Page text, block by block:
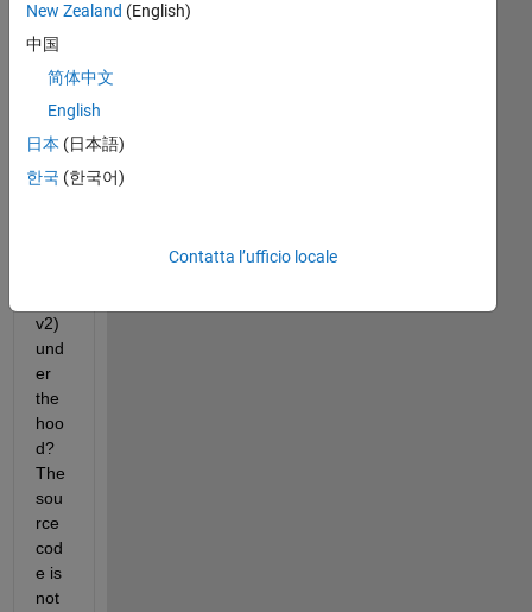
ilat
con
vol
v2)
und
er
the
hoo
d?
The
sou
rce
cod
e is
not
New Zealand (English)
中国
简体中文
English
日本 (日本語)
한국 (한국어)
Contatta l’ufficio locale